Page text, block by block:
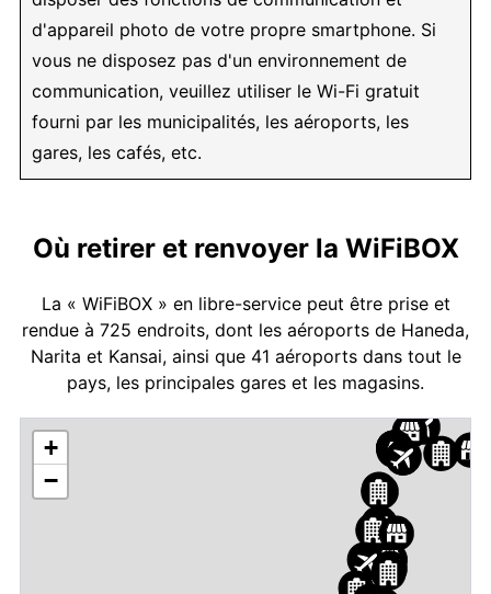
d'appareil photo de votre propre smartphone. Si
vous ne disposez pas d'un environnement de
communication, veuillez utiliser le Wi-Fi gratuit
fourni par les municipalités, les aéroports, les
gares, les cafés, etc.
Où retirer et renvoyer la WiFiBOX
La « WiFiBOX » en libre-service peut être prise et
rendue à 725 endroits, dont les aéroports de Haneda,
Narita et Kansai, ainsi que 41 aéroports dans tout le
pays, les principales gares et les magasins.
+
−